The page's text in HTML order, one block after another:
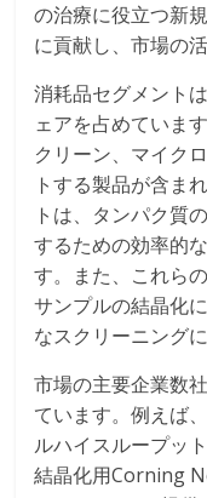
の治療に役立つ新
に貢献し、市場の
消耗品セグメント
ェアを占めていま
クリーン、マイク
トする製品が含ま
トは、タンパク質
するための効率的
す。また、これら
サンプルの結晶化
なスクリーニング
市場の主要企業数
ています。例えば
ルハイスループッ
結晶化用Corning